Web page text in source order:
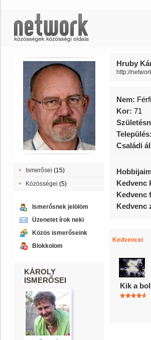
Ismerősei (15)
Közösségei (5)
Ismerősnek jelölöm
Üzenetet írok neki
Közös ismerőseink
Blokkolom
KÁROLY
ISMERŐSEI
Hruby
http://
Nem: Férfi
Kor: 71
Település:
Családi
Kedvenc
Kedvenc
Kedvenc
Kedvencei
Kik a